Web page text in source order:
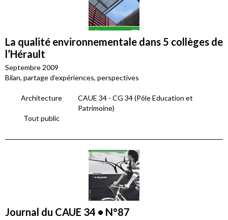
La qualité environnementale dans 5 collèges de
l’Hérault
Septembre 2009
Bilan, partage d’expériences, perspectives
Architecture
CAUE 34 - CG 34 (Pôle Education et
Patrimoine)
Tout public
Journal du CAUE 34 • N°87